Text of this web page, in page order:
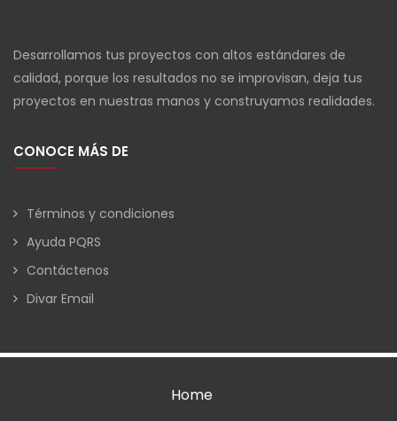
Desarrollamos tus proyectos con altos estándares de
calidad, porque los resultados no se improvisan, deja tus
proyectos en nuestras manos y construyamos realidades.
CONOCE MÁS DE
Términos y condiciones
Ayuda PQRS
Contáctenos
Divar Email
Home